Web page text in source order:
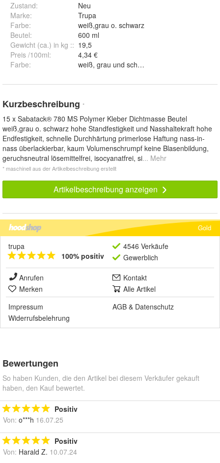
Zustand:
Neu
Marke:
Trupa
Farbe:
weiß,grau o. schwarz
Beutel:
600 ml
Gewicht (ca.) in kg :: 19,5
Preis /100ml:
4,34 €
Farbe: weiß, grau und schwarz
Kurzbeschreibung *
15 x Sabatack® 780 MS Polymer Kleber Dichtmasse Beutel
weiß,grau o. schwarz hohe Standfestigkeit und Nasshaltekraft hohe
Endfestigkeit, schnelle Durchhärtung primerlose Haftung nass-in-
nass überlackierbar, kaum Volumenschrumpf keine Blasenbildung,
geruchsneutral lösemittelfrei, isocyanatfrei, si... Mehr
* maschinell aus der Artikelbeschreibung erstellt
Artikelbeschreibung anzeigen
Gold
trupa
100% positiv
4546 Verkäufe
Gewerblich
Anrufen
Kontakt
Merken
Alle Artikel
Impressum
AGB & Datenschutz
Widerrufsbelehrung
Bewertungen
So haben Kunden, die den Artikel bei diesem Verkäufer gekauft
haben, den Kauf bewertet.
Positiv
Von: o***h 16.07.25
Positiv
Von: Harald Z. 10.07.24